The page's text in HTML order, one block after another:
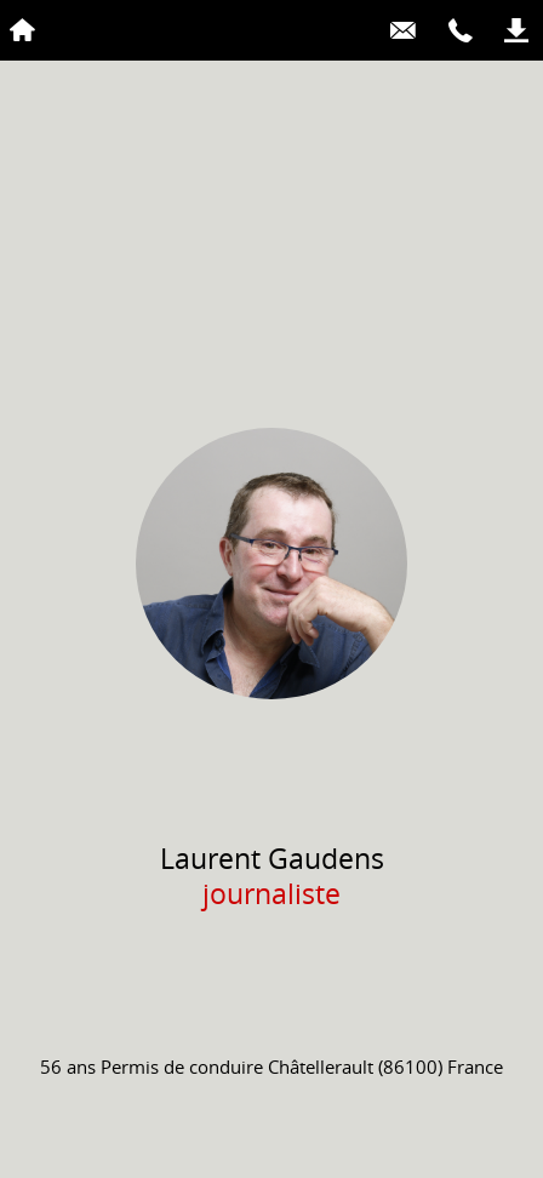
Laurent Gaudens
journaliste
56 ans Permis de conduire Châtellerault (86100) France